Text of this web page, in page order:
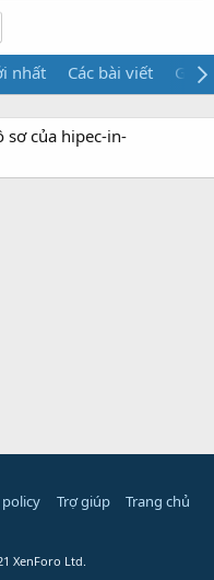
nhất Các bài viết Giới
của hipec-in-
policy Trợ giúp Trang chủ
XenForo Ltd.